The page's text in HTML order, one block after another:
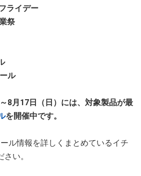
ライデー
祭
ル
8月17日（日）には、対象製品が最
を開催中です。
ル情報を詳しくまとめているイチ
い。